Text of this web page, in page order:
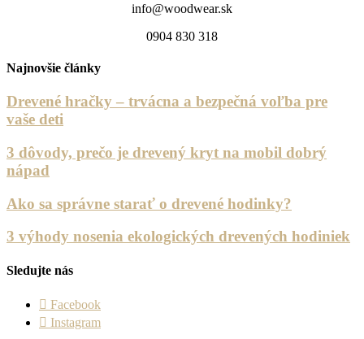
info@woodwear.sk
0904 830 318
Najnovšie články
Drevené hračky – trvácna a bezpečná voľba pre
vaše deti
3 dôvody, prečo je drevený kryt na mobil dobrý
nápad
Ako sa správne starať o drevené hodinky?
3 výhody nosenia ekologických drevených hodiniek
Sledujte nás
Facebook
Instagram